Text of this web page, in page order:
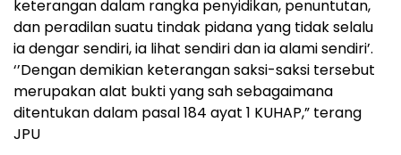
keterangan dalam rangka penyidikan, penuntutan,
dan peradilan suatu tindak pidana yang tidak selalu
ia dengar sendiri, ia lihat sendiri dan ia alami sendiri’.
‘’Dengan demikian keterangan saksi-saksi tersebut
merupakan alat bukti yang sah sebagaimana
ditentukan dalam pasal 184 ayat 1 KUHAP,” terang
JPU